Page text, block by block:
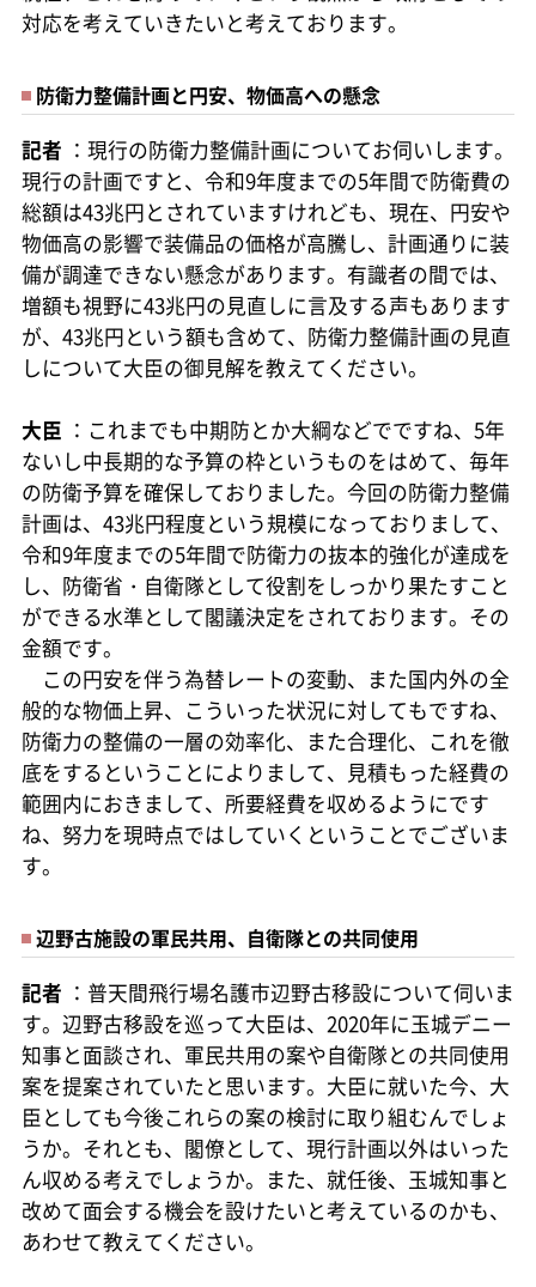
対応を考えていきたいと考えております。
防衛力整備計画と円安、物価高への懸念
記者 ：現行の防衛力整備計画についてお伺いします。
現行の計画ですと、令和9年度までの5年間で防衛費の
総額は43兆円とされていますけれども、現在、円安や
物価高の影響で装備品の価格が高騰し、計画通りに装
備が調達できない懸念があります。有識者の間では、
増額も視野に43兆円の見直しに言及する声もあります
が、43兆円という額も含めて、防衛力整備計画の見直
しについて大臣の御見解を教えてください。
大臣 ：これまでも中期防とか大綱などでですね、5年
ないし中長期的な予算の枠というものをはめて、毎年
の防衛予算を確保しておりました。今回の防衛力整備
計画は、43兆円程度という規模になっておりまして、
令和9年度までの5年間で防衛力の抜本的強化が達成を
し、防衛省・自衛隊として役割をしっかり果たすこと
ができる水準として閣議決定をされております。その
金額です。
この円安を伴う為替レートの変動、また国内外の全
般的な物価上昇、こういった状況に対してもですね、
防衛力の整備の一層の効率化、また合理化、これを徹
底をするということによりまして、見積もった経費の
範囲内におきまして、所要経費を収めるようにです
ね、努力を現時点ではしていくということでございま
す。
辺野古施設の軍民共用、自衛隊との共同使用
記者 ：普天間飛行場名護市辺野古移設について伺いま
す。辺野古移設を巡って大臣は、2020年に玉城デニー
知事と面談され、軍民共用の案や自衛隊との共同使用
案を提案されていたと思います。大臣に就いた今、大
臣としても今後これらの案の検討に取り組むんでしょ
うか。それとも、閣僚として、現行計画以外はいった
ん収める考えでしょうか。また、就任後、玉城知事と
改めて面会する機会を設けたいと考えているのかも、
あわせて教えてください。